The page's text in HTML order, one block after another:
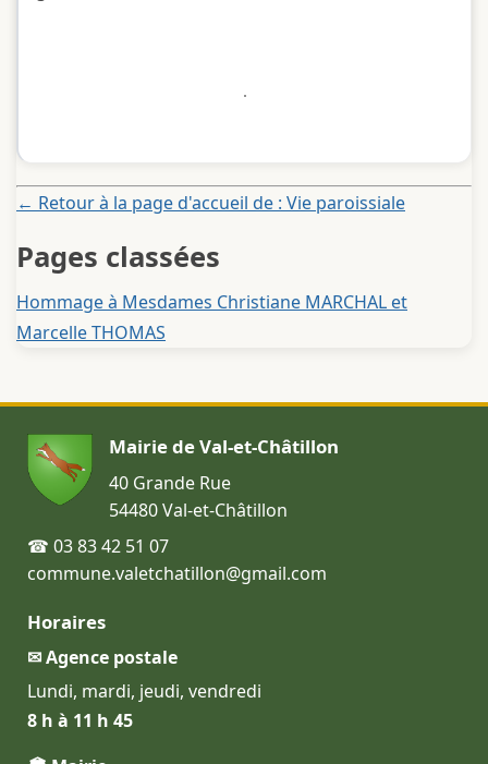
← Retour à la page d'accueil de : Vie paroissiale
Pages classées
Hommage à Mesdames Christiane MARCHAL et
Marcelle THOMAS
Mairie de Val-et-Châtillon
40 Grande Rue
54480 Val-et-Châtillon
☎ 03 83 42 51 07
commune.valetchatillon@gmail.com
Horaires
✉ Agence postale
Lundi, mardi, jeudi, vendredi
8 h à 11 h 45